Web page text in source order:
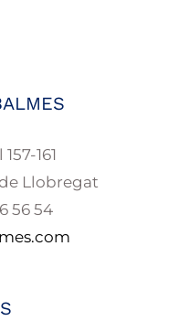
161
Llobregat
56 54